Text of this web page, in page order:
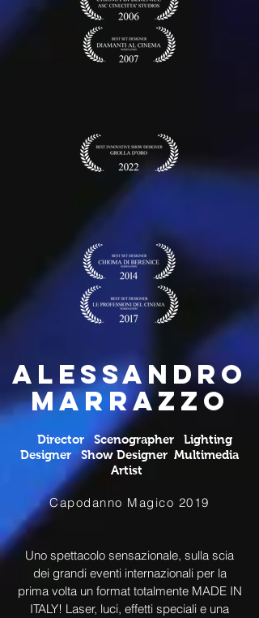
Alessandro
Marrazzo
Director Scenographer Lighting
Designer Show Designer Multimedia
Artist
Capodanno Magico 2019
Uno spettacolo sensazionale, sulla scia
dei grandi eventi internazionali per la
prima volta un format totalmente MADE IN
ITALY! Laser, luci, effetti speciali e una